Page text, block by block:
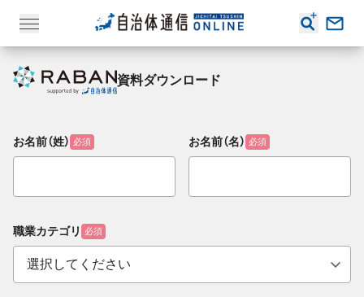
資料ダウンロード
お名前（姓） 必須 お名前（名） 必須
職業カテゴリ 必須